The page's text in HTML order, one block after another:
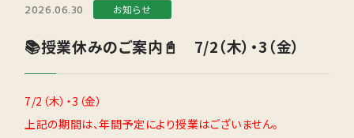
2026.06.30 お知らせ
📚授業休みのご案内📓 7/2（木）・3（金）
7/2（木）・3（金）
上記の期間は、年間予定により授業はございません。